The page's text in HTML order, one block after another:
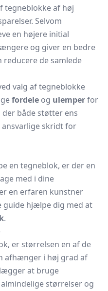
tegneblokke af høj
Selvom
en højere initial
og giver en bedre
reducere de samlede
valg af tegneblokke
fordele og ulemperfor
både støtter ens
skridt for
en tegneblok, er der en
med i dine
en erfaren kunstner
guide hjælpe dig med at
.
er størrelsen en af de
afhænger i høj grad af
at bruge
størrelser og